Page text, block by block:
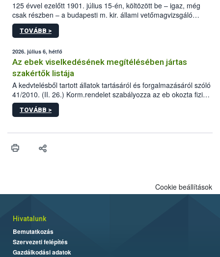
125 évvel ezelőtt 1901. július 15-én, költözött be – igaz, még
csak részben – a budapesti m. kir. állami vetőmagvizsgáló
állomás a Kis Rókus utca 15. szám alatti, Czigler Győző által
tervezett új épületébe.
TOVÁBB >
2026. július 6, hétfő
Az ebek viselkedésének megítélésében jártas
szakértők listája
A kedvtelésből tartott állatok tartásáról és forgalmazásáról szóló
41/2010. (II. 26.) Korm.rendelet szabályozza az eb okozta fizikai
sérülés, illetve ennek veszélye keletkezésekor felmerülő
hatósági feladatokat, valamint a veszélyes eb tartását és annak
vonni az ebek viselkedésének megítélésében jártas szakértőt.
TOVÁBB >
Cookie beállítások
Hivatalunk
Bemutatkozás
Szervezeti felépítés
Gazdálkodási adatok